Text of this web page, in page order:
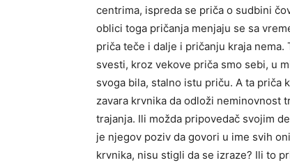
centrima, ispreda se priča o sudbini
oblici toga pričanja menjaju se sa
priča teče i dalje i pričanju kraja
svesti, kroz vekove priča smo sebi, u
svoga bila, stalno istu priču. A ta priča
zavara krvnika da odloži neminovnost
trajanja. Ili možda pripovedač svojim
je njegov poziv da govori u ime svih
krvnika, nisu stigli da se izraze? Ili to